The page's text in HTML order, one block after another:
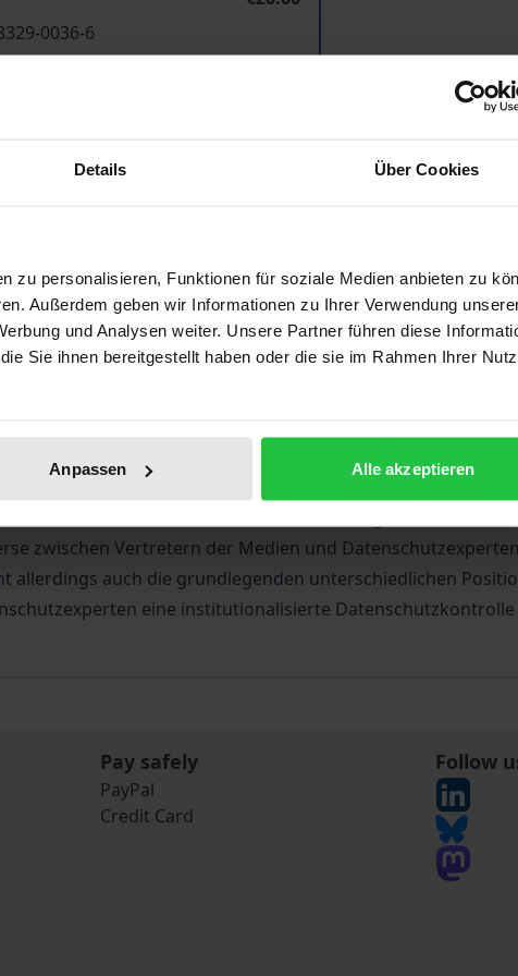
Details Über Cookies
zu personalisieren, Funktionen für soziale Medien anbieten zu
Außerdem geben wir Informationen zu Ihrer Verwendung
und Analysen weiter. Unsere Partner führen diese
Sie ihnen bereitgestellt haben oder die sie im Rahmen Ihrer
Anpassen Alle akzeptieren
0036-6
Add to Wish List
data Product
fast überall zur Selbstverständlichkeit geworden. Für die
noch ist eine Datenschutzaufsicht
um ihrer Informationspflicht nachzukommen;
einzelner Personen eingreifen, deren Rechte es zu
auf informationelle Selbstbestimmung könnte
zwischen Vertretern der Medien und
auch die grundlegenden unterschiedlichen
eine institutionalisierte
Pay safely
PayPal
Credit Card
Follow